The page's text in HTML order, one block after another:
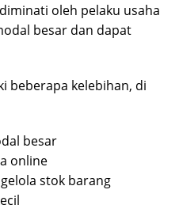
oleh pelaku usaha
besar dan dapat
beberapa kelebihan, di
besar
online
stok barang